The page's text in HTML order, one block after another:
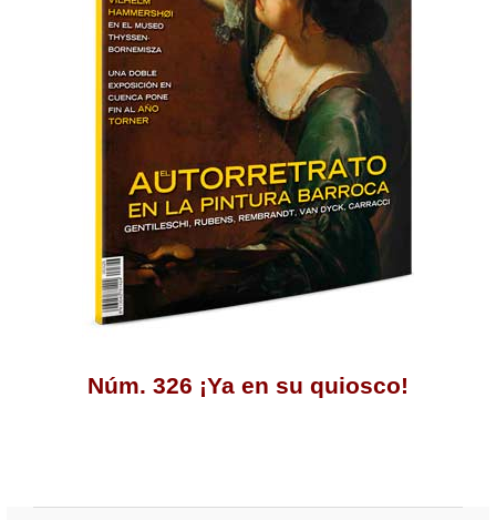
Núm. 326 ¡Ya en su quiosco!